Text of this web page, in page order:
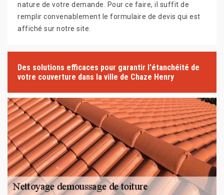
nature de votre demande. Pour ce faire, il suffit de
remplir convenablement le formulaire de devis qui est
affiché sur notre site.
Des solutions efficaces pour garantir l'étanchéité de
votre couverture dans la ville de Chaze Henry